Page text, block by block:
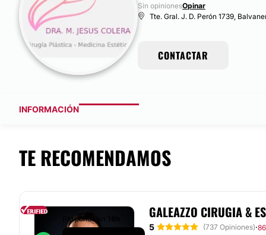
Sin opinionesOpinar
Tte. Gral. J. D. Perón 1739,
CONTACTAR
INFORMACIÓN
TE RECOMENDAMOS
GALEAZZO CIRUGIA &
5 (737 Opiniones)·
Responde en